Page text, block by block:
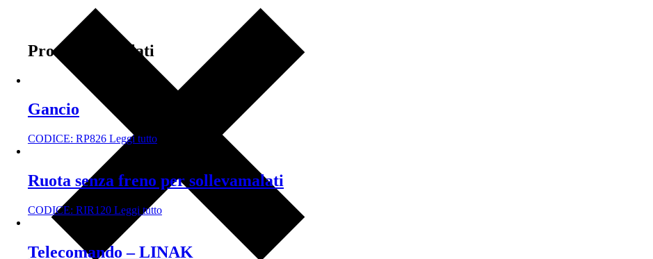
Prodotti correlati
Gancio
CODICE: RP826 Leggi tutto
Ruota senza freno per sollevamalati
CODICE: RIR120 Leggi tutto
Telecomando – LINAK